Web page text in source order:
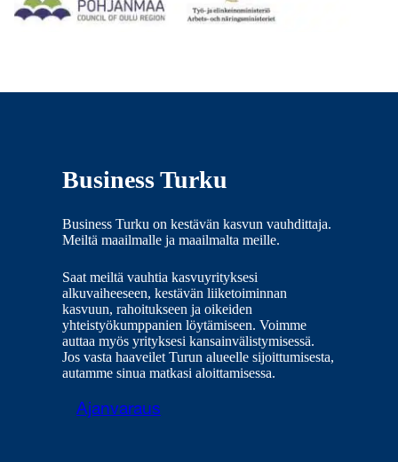
Business Turku
Business Turku on kestävän kasvun vauhdittaja.
Meiltä maailmalle ja maailmalta meille.
Saat meiltä vauhtia kasvuyrityksesi
alkuvaiheeseen, kestävän liiketoiminnan
kasvuun, rahoitukseen ja oikeiden
yhteistyökumppanien löytämiseen. Voimme
auttaa myös yrityksesi kansainvälistymisessä.
Jos vasta haaveilet Turun alueelle sijoittumisesta,
autamme sinua matkasi aloittamisessa.
Ajanvaraus